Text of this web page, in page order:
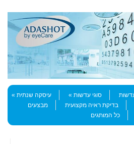
סוגי עדשות
עיסקה שנתית
בדיקת ראיה מקצועית
מבצעים
כל המותגים